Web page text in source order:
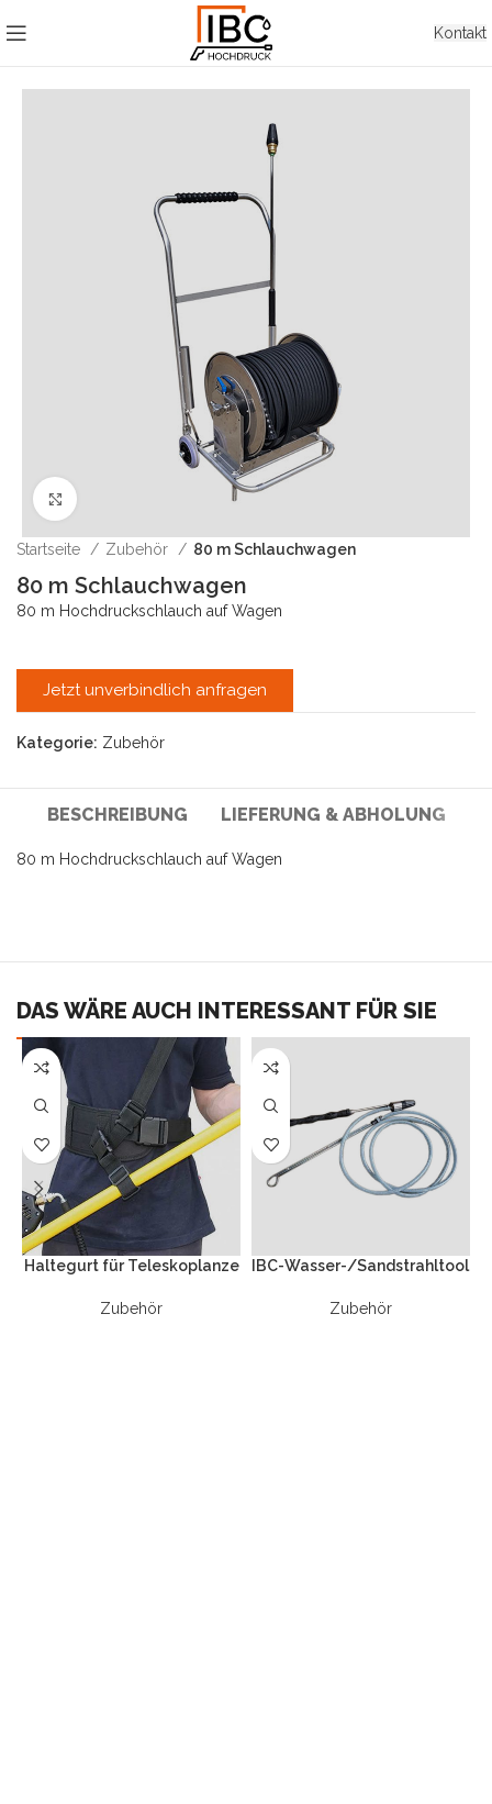
Kontakt
Startseite Zubehör 80 m Schlauchwagen
80 m Schlauchwagen
80 m Hochdruckschlauch auf Wagen
Jetzt unverbindlich anfragen
Kategorie: Zubehör
BESCHREIBUNG LIEFERUNG & ABHOLUNG
80 m Hochdruckschlauch auf Wagen
DAS WÄRE AUCH INTERESSANT FÜR SIE
Haltegurt für Teleskoplanze
Zubehör
IBC-Wasser-/Sandstrahltool
Zubehör